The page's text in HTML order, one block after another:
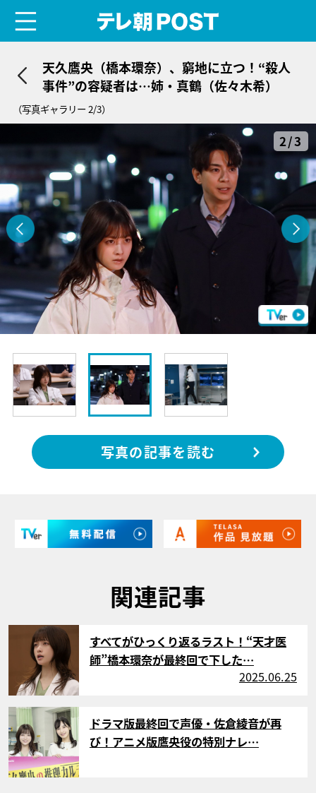
天久鷹央（橋本環奈）、窮地に立つ！“殺人
事件”の容疑者は…姉・真鶴（佐々木希）
（写真ギャラリー 2/3）
2/3
写真の記事を読む
関連記事
サムネイル
すべてがひっくり返るラスト！“天才医
師”橋本環奈が最終回で下した…
2025.06.25
ドラマ版最終回で声優・佐倉綾音が再
び！アニメ版鷹央役の特別ナレ…